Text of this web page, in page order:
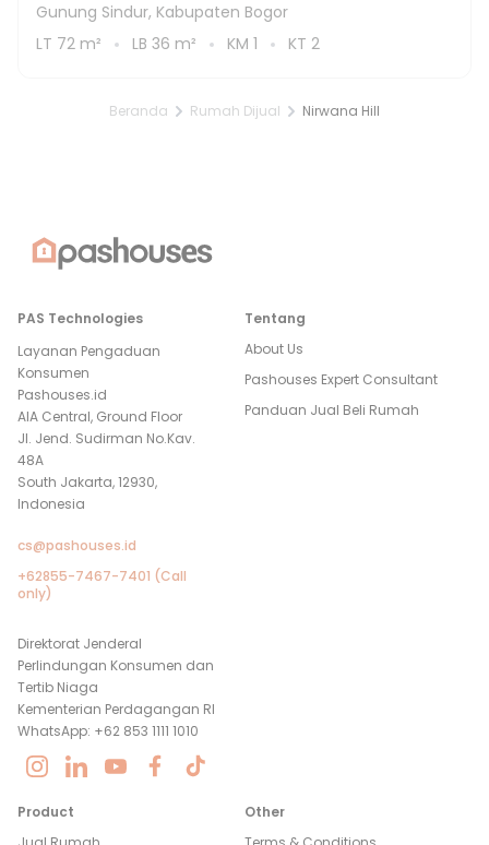
Gunung Sindur, Kabupaten Bogor
LT 72 m² LB 36 m² KM 1 KT 2
Beranda Rumah Dijual Nirwana Hill
PAS Technologies
Layanan Pengaduan
Konsumen
Pashouses.id
AIA Central, Ground Floor
Jl. Jend. Sudirman No.Kav.
48A
South Jakarta, 12930,
Indonesia
cs@pashouses.id
+62855-7467-7401 (Call
only)
Direktorat Jenderal
Perlindungan Konsumen dan
Tertib Niaga
Kementerian Perdagangan RI
WhatsApp: +62 853 1111 1010
Tentang
About Us
Pashouses Expert Consultant
Panduan Jual Beli Rumah
Product
Other